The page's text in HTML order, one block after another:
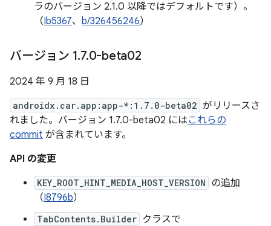
ラのバージョン 2.1.0 以降ではデフォルトです）。
（Ib5367、 b/326456246）
バージョン 1.7.0-beta02
2024 年 9 月 18 日
androidx.car.app:app-*:1.7.0-beta02 がリリースさ
れました。バージョン 1.7.0-beta02 にはこれらの
commit が含まれています。
API の変更
KEY_ROOT_HINT_MEDIA_HOST_VERSION の追加
（I8796b）
TabContents.Builder クラスで